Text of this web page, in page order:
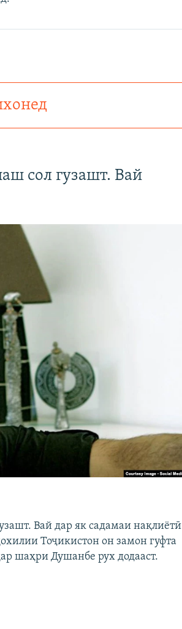
сол гузашт. Вай
Вай дар як садамаи нақлиётӣ
Тоҷикистон он замон гуфта
шаҳри Душанбе рух додааст.